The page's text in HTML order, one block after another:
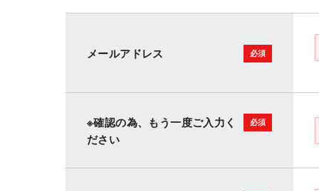
メールアドレス
※確認の為、もう一度ご入力く
ださい